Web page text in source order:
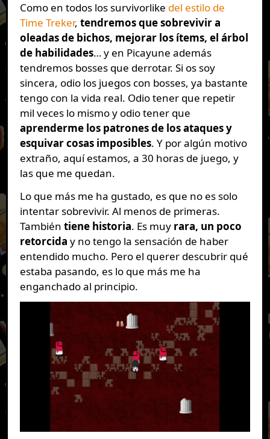
Como en todos los survivorlike del estilo de
Time Treker, tendremos que sobrevivir a
oleadas de bichos, mejorar los ítems, el árbol
de habilidades… y en Picayune además
tendremos bosses que derrotar. Si os soy
sincera, odio los juegos con bosses, ya bastante
tengo con la vida real. Odio tener que repetir
mil veces lo mismo y odio tener que
aprenderme los patrones de los ataques y
esquivar cosas imposibles. Y por algún motivo
extraño, aquí estamos, a 30 horas de juego, y
las que me quedan.
Lo que más me ha gustado, es que no es solo
intentar sobrevivir. Al menos de primeras.
También tiene historia. Es muy rara, un poco
retorcida y no tengo la sensación de haber
entendido mucho. Pero el querer descubrir qué
estaba pasando, es lo que más me ha
enganchado al principio.